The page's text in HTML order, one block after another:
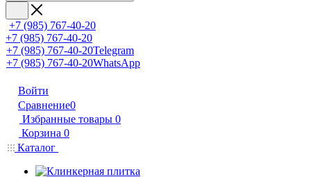
+7 (985) 767-40-20
+7 (985) 767-40-20
+7 (985) 767-40-20Telegram
+7 (985) 767-40-20WhatsApp
Войти
Сравнение0
Избранные товары 0
Корзина 0
Каталог